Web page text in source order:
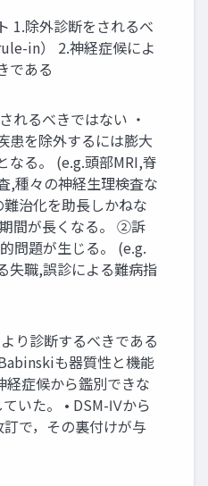
1.除外診断をされるべ
in） 2.神経症候によ
である
れるべきではない ・
患を除外するには膨大
なる。 (e.g.頭部MRI,脊
,種々の神経生理検査な
治化を助長しかねな
間が長くなる。 ②訴
問題が生じる。 (e.g.
失職,誤診による難病指
り診断するべきである
も器質性と機能
経症候から鑑別できな
いた。 • DSM-Ⅳから
で，その裏付けが与